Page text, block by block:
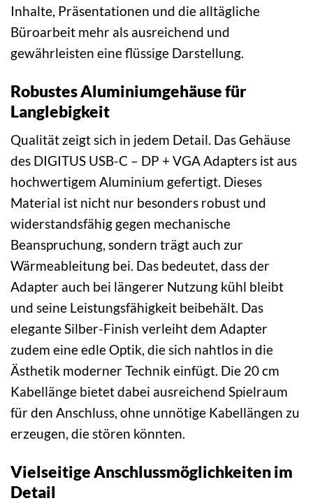
Inhalte, Präsentationen und die alltägliche
Büroarbeit mehr als ausreichend und
gewährleisten eine flüssige Darstellung.
Robustes Aluminiumgehäuse für
Langlebigkeit
Qualität zeigt sich in jedem Detail. Das Gehäuse
des DIGITUS USB-C – DP + VGA Adapters ist aus
hochwertigem Aluminium gefertigt. Dieses
Material ist nicht nur besonders robust und
widerstandsfähig gegen mechanische
Beanspruchung, sondern trägt auch zur
Wärmeableitung bei. Das bedeutet, dass der
Adapter auch bei längerer Nutzung kühl bleibt
und seine Leistungsfähigkeit beibehält. Das
elegante Silber-Finish verleiht dem Adapter
zudem eine edle Optik, die sich nahtlos in die
Ästhetik moderner Technik einfügt. Die 20 cm
Kabellänge bietet dabei ausreichend Spielraum
für den Anschluss, ohne unnötige Kabellängen zu
erzeugen, die stören könnten.
Vielseitige Anschlussmöglichkeiten im
Detail